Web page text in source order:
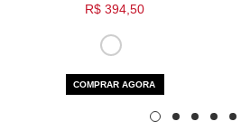
R$ 394,50
COMPRAR AGORA